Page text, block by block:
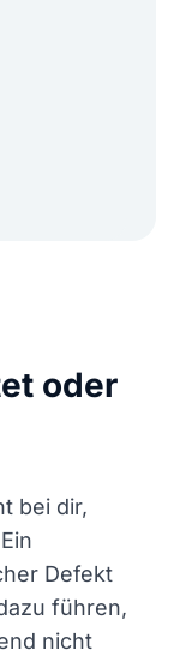
oder
bei dir,
Defekt
führen,
nicht